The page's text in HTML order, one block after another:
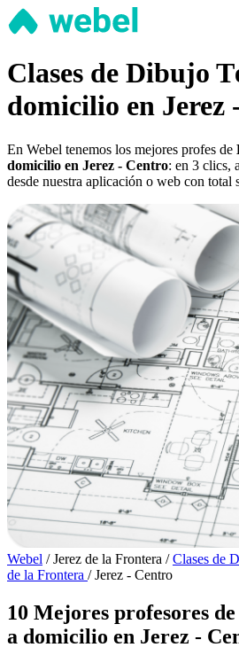
Clases de Dibujo
domicilio en Jerez
En Webel tenemos los mejores profes de
domicilio en Jerez - Centro: en 3 clics,
desde nuestra aplicación o web con total
Webel / Jerez de la Frontera / Clases de
de la Frontera / Jerez - Centro
10 Mejores profesores
a domicilio en Jerez -